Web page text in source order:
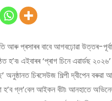
আৰু প্ৰসাৰৰ বাবে আগবঢ়োৱা উত্তৰ-
হ’ব৷ এইবাৰৰ ‘প্ৰাগ চিনে এৱাৰ্ডছ
অনুষ্ঠানত চিৰসেউজ শিল্পী দ্বীপেন
গ্ল’বেল আইকন বঁটা৷ আনহাতে